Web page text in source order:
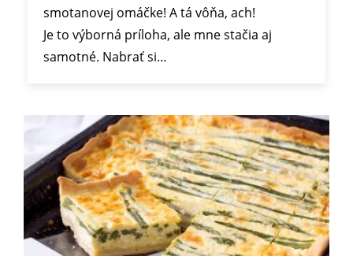
smotanovej omáčke! A tá vôňa, ach!
Je to výborná príloha, ale mne stačia aj
samotné. Nabrať si…